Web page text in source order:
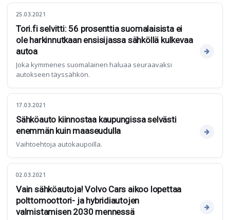
25.03.2021
Tori.fi selvitti: 56 prosenttia suomalaisista ei
ole harkinnutkaan ensisijassa sähköllä kulkevaa
autoa
Joka kymmenes suomalainen haluaa seuraavaksi
autokseen täyssähkön.
17.03.2021
Sähköauto kiinnostaa kaupungissa selvästi
enemmän kuin maaseudulla
Vaihtoehtoja autokaupoilla.
02.03.2021
Vain sähköautoja! Volvo Cars aikoo lopettaa
polttomoottori- ja hybridiautojen
valmistamisen 2030 mennessä